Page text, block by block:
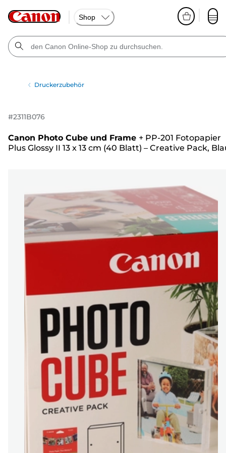
Shop
Druckerzubehör
#2311B076
Canon Photo Cube und Frame + PP-201 Fotopapier
Plus Glossy II 13 x 13 cm (40 Blatt) – Creative Pack,